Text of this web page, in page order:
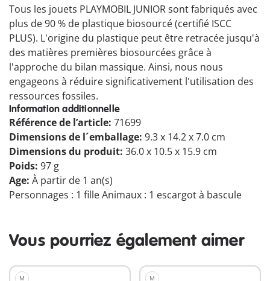
Tous les jouets PLAYMOBIL JUNIOR sont fabriqués avec
plus de 90 % de plastique biosourcé (certifié ISCC
PLUS). L'origine du plastique peut être retracée jusqu'à
des matières premières biosourcées grâce à
l'approche du bilan massique. Ainsi, nous nous
engageons à réduire significativement l'utilisation des
ressources fossiles.
Information additionnelle
Référence de l’article: 71699
Dimensions de l´emballage: 9.3 x 14.2 x 7.0 cm
Dimensions du produit: 36.0 x 10.5 x 15.9 cm
Poids: 97 g
Age: À partir de 1 an(s)
Personnages : 1 fille Animaux : 1 escargot à bascule
Vous pourriez également aimer
M M